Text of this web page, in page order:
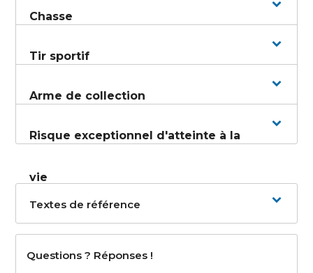
Chasse
Tir sportif
Arme de collection
Risque exceptionnel d'atteinte à la
vie
Textes de référence
Questions ? Réponses !